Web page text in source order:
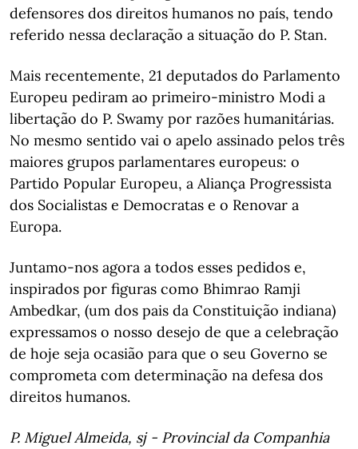
defensores dos direitos humanos no país, tendo
referido nessa declaração a situação do P. Stan.
Mais recentemente, 21 deputados do Parlamento
Europeu pediram ao primeiro-ministro Modi a
libertação do P. Swamy por razões humanitárias.
No mesmo sentido vai o apelo assinado pelos três
maiores grupos parlamentares europeus: o
Partido Popular Europeu, a Aliança Progressista
dos Socialistas e Democratas e o Renovar a
Europa.
Juntamo-nos agora a todos esses pedidos e,
inspirados por figuras como Bhimrao Ramji
Ambedkar, (um dos pais da Constituição indiana)
expressamos o nosso desejo de que a celebração
de hoje seja ocasião para que o seu Governo se
comprometa com determinação na defesa dos
direitos humanos.
P. Miguel Almeida, sj - Provincial da Companhia